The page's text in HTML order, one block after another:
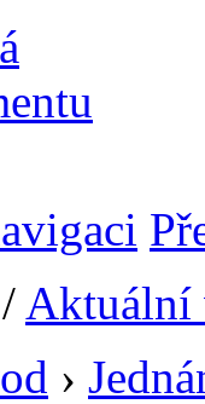
Aktuální
›